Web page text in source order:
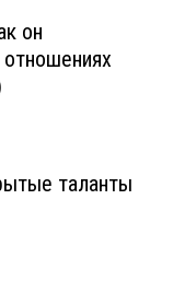
он
таланты